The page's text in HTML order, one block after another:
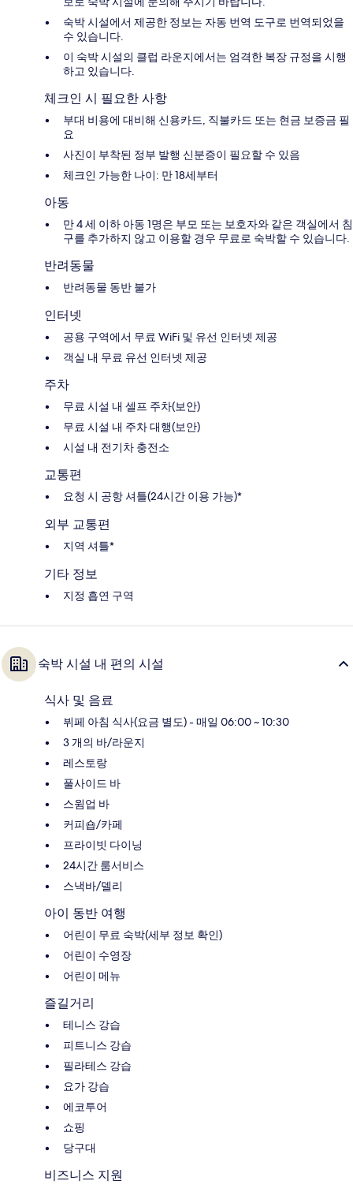
숙박 시설에서 제공한 정보는 자동 번역 도구로 번역되었을
수 있습니다.
이 숙박 시설의 클럽 라운지에서는 엄격한 복장 규정을 시행
하고 있습니다.
체크인 시 필요한 사항
부대 비용에 대비해 신용카드, 직불카드 또는 현금 보증금 필
요
사진이 부착된 정부 발행 신분증이 필요할 수 있음
체크인 가능한 나이: 만 18세부터
아동
만 4 세 이하 아동 1명은 부모 또는 보호자와 같은 객실에서 침
구를 추가하지 않고 이용할 경우 무료로 숙박할 수 있습니다.
반려동물
반려동물 동반 불가
인터넷
공용 구역에서 무료 WiFi 및 유선 인터넷 제공
객실 내 무료 유선 인터넷 제공
주차
무료 시설 내 셀프 주차(보안)
무료 시설 내 주차 대행(보안)
시설 내 전기차 충전소
교통편
요청 시 공항 셔틀(24시간 이용 가능)*
외부 교통편
지역 셔틀*
기타 정보
지정 흡연 구역
숙박 시설 내 편의 시설
식사 및 음료
뷔페 아침 식사(요금 별도) - 매일 06:00 ~ 10:30
3 개의 바/라운지
레스토랑
풀사이드 바
스윔업 바
커피숍/카페
프라이빗 다이닝
24시간 룸서비스
스낵바/델리
아이 동반 여행
어린이 무료 숙박(세부 정보 확인)
어린이 수영장
어린이 메뉴
즐길거리
테니스 강습
피트니스 강습
필라테스 강습
요가 강습
에코투어
쇼핑
당구대
비즈니스 지원